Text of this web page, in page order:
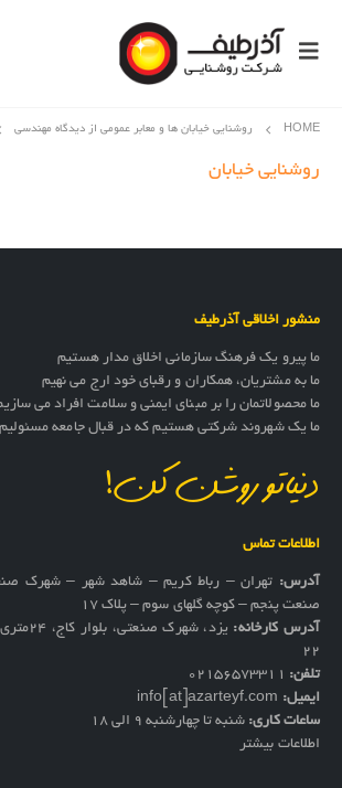
HOME روشنایی خیابان ها و معابر عمومی از دیدگاه مهندسی
روشنایی خیابان
منشور اخلاقی آذرطیف
ما پیرو یک فرهنگ سازمانی اخلاق مدار هستیم
ما به مشتریان، همکاران و رقبای خود ارج می نهیم
ما محصولاتمان را بر مبنای ایمنی و سلامت افراد می
ما یک شهروند شرکتی هستیم که در قبال جامعه مسئولیم
دنیاتو روشن کن!
اطلاعات تماس
آدرس: تهران – رباط کریم – شاهد شهر – شهرک
صنعت پنجم – کوچه گلهای سوم – پلاک 17
آدرس کارخانه:
یزد،
۲۲
تلفن: 02156573311
ایمیل: info[at]azarteyf.com
ساعات کاری: شنبه تا چهارشنبه 9 الی 18
اطلاعات بیشتر